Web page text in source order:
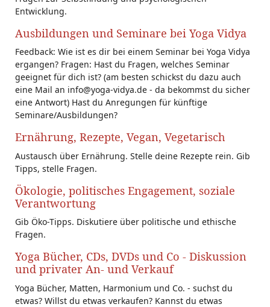
Entwicklung.
Ausbildungen und Seminare bei Yoga Vidya
Feedback: Wie ist es dir bei einem Seminar bei Yoga Vidya
ergangen? Fragen: Hast du Fragen, welches Seminar
geeignet für dich ist? (am besten schickst du dazu auch
eine Mail an info@yoga-vidya.de - da bekommst du sicher
eine Antwort) Hast du Anregungen für künftige
Seminare/Ausbildungen?
Ernährung, Rezepte, Vegan, Vegetarisch
Austausch über Ernährung. Stelle deine Rezepte rein. Gib
Tipps, stelle Fragen.
Ökologie, politisches Engagement, soziale
Verantwortung
Gib Öko-Tipps. Diskutiere über politische und ethische
Fragen.
Yoga Bücher, CDs, DVDs und Co - Diskussion
und privater An- und Verkauf
Yoga Bücher, Matten, Harmonium und Co. - suchst du
etwas? Willst du etwas verkaufen? Kannst du etwas